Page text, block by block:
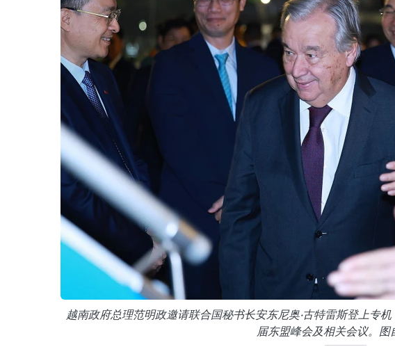
越南政府总理范明政邀请联合国秘书长安东尼奥·古特雷斯登上专
届东盟峰会及相关会议。图